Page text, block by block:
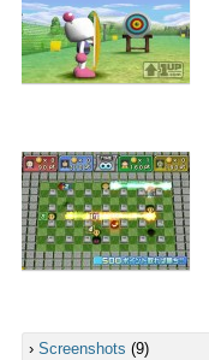
› Screenshots (9)